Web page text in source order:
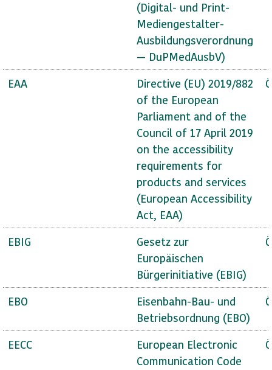
(Digital- und Print-
Mediengestalter-
Ausbildungsverordnung
— DuPMedAusbV)
EAA
Directive (EU) 2019/882
of the European
Parliament and of the
Council of 17 April 2019
on the accessibility
requirements for
products and services
(European Accessibility
Act, EAA)
EBIG
Gesetz zur
Europäischen
Bürgerinitiative (EBIG)
EBO
Eisenbahn-Bau- und
Betriebsordnung (EBO)
EECC
European Electronic
Communication Code